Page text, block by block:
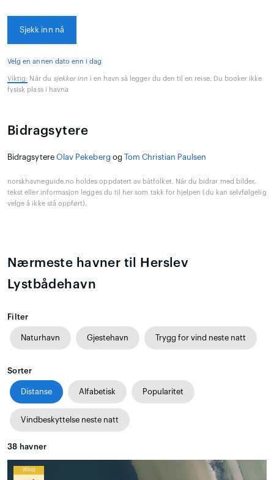
Sjekk inn nå
Velg en annen dato enn i dag
Viktig: Når du sjekker inn i en havn så legger du den til en reise. Du booker ikke
fysisk plass i havna
Bidragsytere
Bidragsytere Olav Pekeberg og Tom Christian Paulsen
norskhavneguide.no holdes oppdatert av båtfolket. Når du bidrar med bilder,
tekst eller informasjon legges du til her som takk for hjelpen (du kan selvfølgelig
velge å ikke stå oppført).
Nærmeste havner til Herslev
Lystbådehavn
Filter
Naturhavn Gjestehavn Trygg for vind neste natt
Sorter
Distanse Alfabetisk Popularitet
Vindbeskyttelse neste natt
38 havner
Wind